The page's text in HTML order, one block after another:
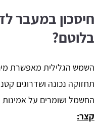
חיסכון במעבר
בלוטם?
השמש הגלילית מאפשרת
תחזוקה נכונה ושדרוגים
החשמל ושומרים על אמינות
קצר: